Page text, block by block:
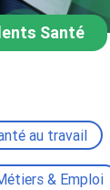
Santé
au travail
& Emploi